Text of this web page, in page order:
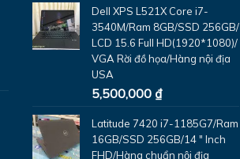
Dell XPS L521X Core i7-
3540M/Ram 8GB/SSD 256GB/
LCD 15.6 Full HD(1920*1080)/
VGA Rời đồ họa/Hàng nội địa
USA
5,500,000 ₫
Latitude 7420 i7-1185G7/Ram
16GB/SSD 256GB/14 " Inch
FHD/Hàng chuẩn nội địa